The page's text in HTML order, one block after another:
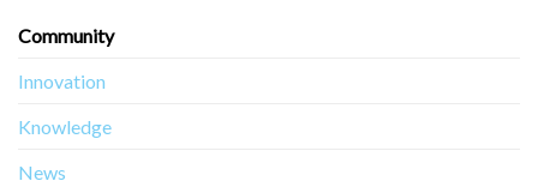
Community
Innovation
Knowledge
News